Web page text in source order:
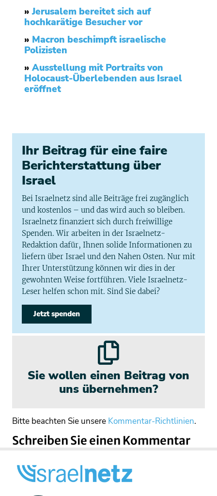
» Jerusalem bereitet sich auf
hochkarätige Besucher vor
» Macron beschimpft israelische
Polizisten
»Ausstellung mit Portraits von
Holocaust-Überlebenden aus Israel
eröffnet
Ihr Beitrag für eine faire
Berichterstattung über
Israel
Bei Israelnetz sind alle Beiträge frei zugänglich
und kostenlos – und das wird auch so bleiben.
Israelnetz finanziert sich durch freiwillige
Spenden. Wir arbeiten in der Israelnetz-
Redaktion dafür, Ihnen solide Informationen zu
liefern über Israel und den Nahen Osten. Nur mit
Ihrer Unterstützung können wir dies in der
gewohnten Weise fortführen. Viele Israelnetz-
Leser helfen schon mit. Sind Sie dabei?
Jetzt spenden
Sie wollen einen Beitrag von
uns übernehmen?
Bitte beachten Sie unsere Kommentar-Richtlinien.
Schreiben Sie einen Kommentar